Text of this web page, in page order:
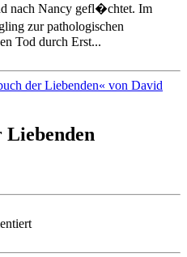
nach Nancy gefl�chtet. Im
zur pathologischen
Tod durch Erst...